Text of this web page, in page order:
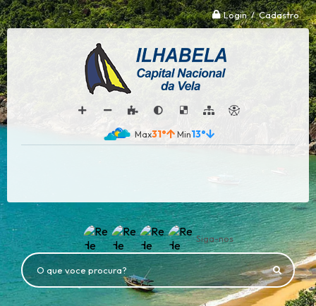
Login / Cadastro
31° 13°
Siga-nos
O que voce procura?